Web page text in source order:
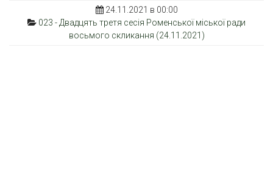
24.11.2021 в 00:00
023 - Двадцять третя сесія Роменської міської ради
восьмого скликання (24.11.2021)